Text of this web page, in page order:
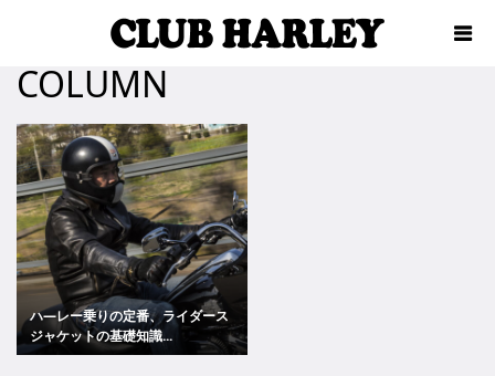
COLUMN
ハ―レー乗りの定番、ライダース
ジャケットの基礎知識...